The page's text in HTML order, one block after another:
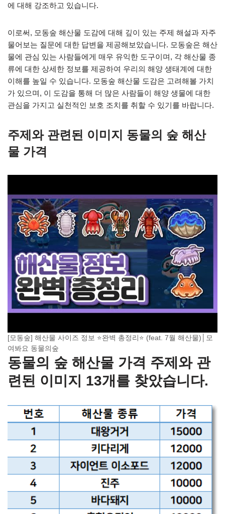
에 대해 강조하고 있습니다.
이로써, 모동숲 해산물 도감에 대해 깊이 있는 주제 해설과 자주
물어보는 질문에 대한 답변을 제공해보았습니다. 모동숲은 해산
물에 관심 있는 사람들에게 매우 유익한 도구이며, 각 해산물 종
류에 대한 상세한 정보를 제공하여 우리의 해양 생태계에 대한
이해를 높일 수 있습니다. 모동숲 해산물 도감은 고려해볼 가치
가 있으며, 이 도감을 통해 더 많은 사람들이 해양 생물에 대한
관심을 가지고 실천적인 보호 조치를 취할 수 있기를 바랍니다.
주제와 관련된 이미지 동물의 숲 해산
물 가격
[모동숲] 해산물 사이즈 정보 ⭐완벽 총정리⭐ (feat. 7월 해산물)│모
여봐요 동물의숲
동물의 숲 해산물 가격 주제와 관
련된 이미지 13개를 찾았습니다.